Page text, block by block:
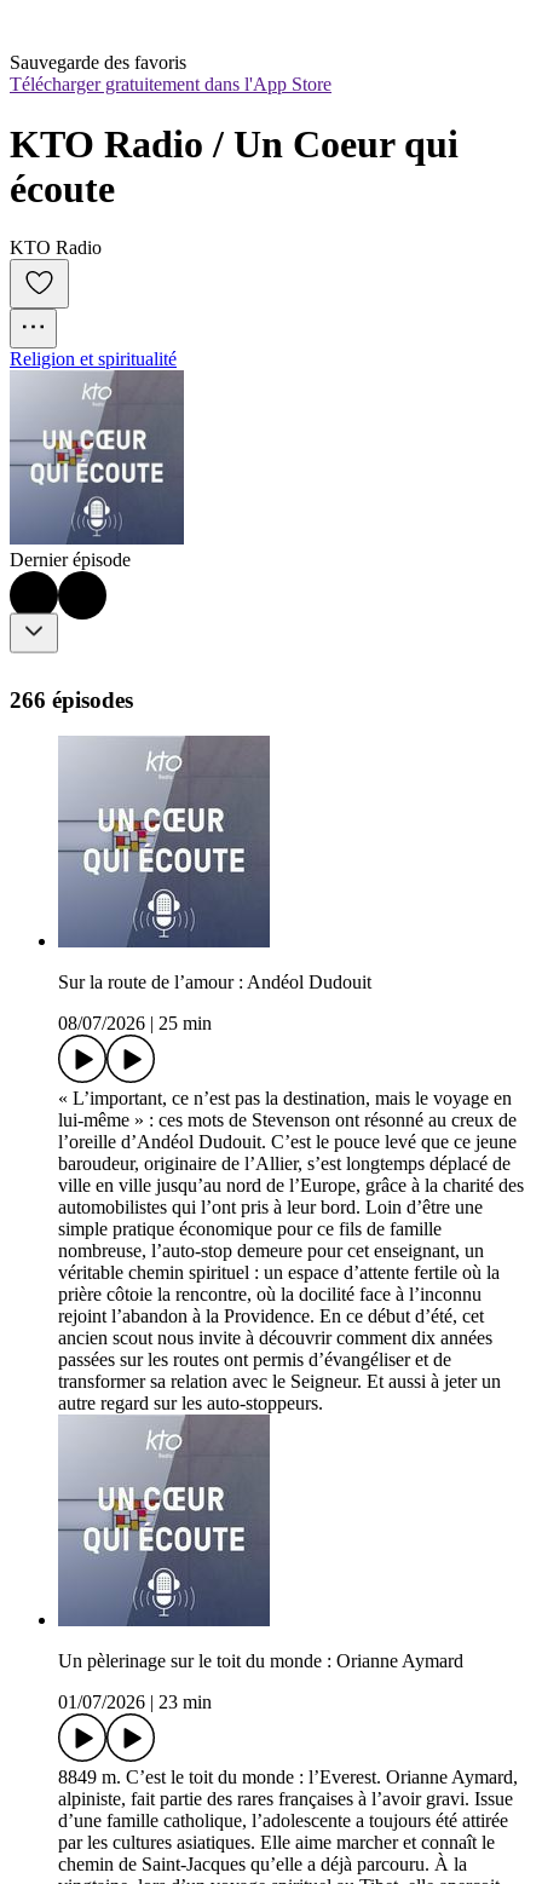
Sauvegarde des favoris
Télécharger gratuitement dans l'App Store
KTO Radio / Un Coeur qui
écoute
KTO Radio
Religion et spiritualité
Dernier épisode
266 épisodes
Sur la route de l’amour : Andéol Dudouit
08/07/2026
25 min
« L’important, ce n’est pas la destination, mais le voyage en
lui-même » : ces mots de Stevenson ont résonné au creux de
l’oreille d’Andéol Dudouit. C’est le pouce levé que ce jeune
baroudeur, originaire de l’Allier, s’est longtemps déplacé de
ville en ville jusqu’au nord de l’Europe, grâce à la charité des
automobilistes qui l’ont pris à leur bord. Loin d’être une
simple pratique économique pour ce fils de famille
nombreuse, l’auto-stop demeure pour cet enseignant, un
véritable chemin spirituel : un espace d’attente fertile où la
prière côtoie la rencontre, où la docilité face à l’inconnu
rejoint l’abandon à la Providence. En ce début d’été, cet
ancien scout nous invite à découvrir comment dix années
passées sur les routes ont permis d’évangéliser et de
transformer sa relation avec le Seigneur. Et aussi à jeter un
autre regard sur les auto-stoppeurs.
Un pèlerinage sur le toit du monde : Orianne Aymard
01/07/2026
23 min
8849 m. C’est le toit du monde : l’Everest. Orianne Aymard,
alpiniste, fait partie des rares françaises à l’avoir gravi. Issue
d’une famille catholique, l’adolescente a toujours été attirée
par les cultures asiatiques. Elle aime marcher et connaît le
chemin de Saint-Jacques qu’elle a déjà parcouru. À la